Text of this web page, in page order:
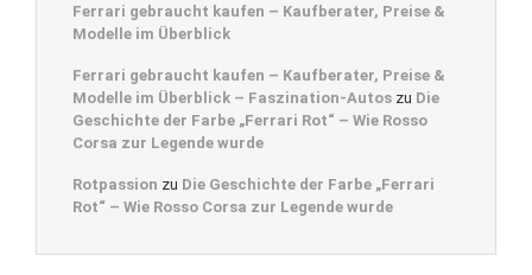
Ferrari gebraucht kaufen – Kaufberater, Preise &
Modelle im Überblick
Ferrari gebraucht kaufen – Kaufberater, Preise &
Modelle im Überblick – Faszination-Autos zu Die
Geschichte der Farbe „Ferrari Rot“ – Wie Rosso
Corsa zur Legende wurde
Rotpassion zu Die Geschichte der Farbe „Ferrari
Rot“ – Wie Rosso Corsa zur Legende wurde